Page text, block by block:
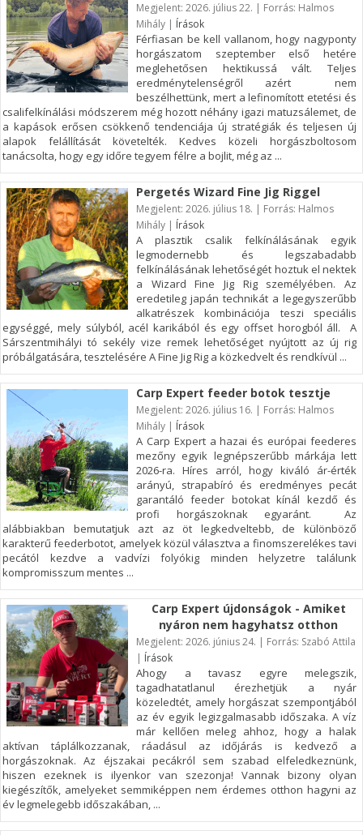
Megjelent: 2026. július 22. | Forrás: Halmos
Mihály | Írások
Férfiasan be kell vallanom, hogy nagyponty
horgászatom szeptember első hetére
meglehetősen hektikussá vált. Teljes
eredménytelenségről azért nem
beszélhettünk, mert a lefinomított etetési és
csalifelkínálási módszerem még hozott néhány igazi matuzsálemet, de
a kapások erősen csökkenő tendenciája új stratégiák és teljesen új
alapok felállítását követelték. Kedves közeli horgászboltosom
tanácsolta, hogy egy időre tegyem félre a bojlit, még az ...
Pergetés Wizard Fine Jig Riggel
Megjelent: 2026. július 18. | Forrás: Halmos
Mihály | Írások
A plasztik csalik felkínálásának egyik
legmodernebb és legszabadabb
felkínálásának lehetőségét hoztuk el nektek
a Wizard Fine Jig Rig személyében. Az
eredetileg japán technikát a legegyszerűbb
alkatrészek kombinációja teszi speciális
egységgé, mely súlyból, acél karikából és egy offset horogból áll. A
Sárszentmihályi tó sekély vize remek lehetőséget nyújtott az új rig
próbálgatására, tesztelésére A Fine Jig Rig a közkedvelt és rendkívül ...
Carp Expert feeder botok tesztje
Megjelent: 2026. július 16. | Forrás: Halmos
Mihály | Írások
A Carp Expert a hazai és európai feederes
mezőny egyik legnépszerűbb márkája lett
2026-ra. Híres arról, hogy kiváló ár-érték
arányú, strapabíró és eredményes pecát
garantáló feeder botokat kínál kezdő és
profi horgászoknak egyaránt. Az
alábbiakban bemutatjuk azt az öt legkedveltebb, de különböző
karakterű feederbotot, amelyek közül választva a finomszerelékes tavi
pecától kezdve a vadvízi folyókig minden helyzetre találunk
kompromisszum mentes ...
Carp Expert újdonságok - Amiket
nyáron nem hagyhatsz otthon
Megjelent: 2026. június 24. | Forrás: Szabó Attila
| Írások
Ahogy a tavasz egyre melegszik,
tagadhatatlanul érezhetjük a nyár
közeledtét, amely horgászat szempontjából
az év egyik legizgalmasabb időszaka. A víz
már kellően meleg ahhoz, hogy a halak
aktívan táplálkozzanak, ráadásul az időjárás is kedvező a
horgászoknak. Az éjszakai pecákról sem szabad elfeledkeznünk,
hiszen ezeknek is ilyenkor van szezonja! Vannak bizony olyan
kiegészítők, amelyeket semmiképpen nem érdemes otthon hagyni az
év legmelegebb időszakában, ...